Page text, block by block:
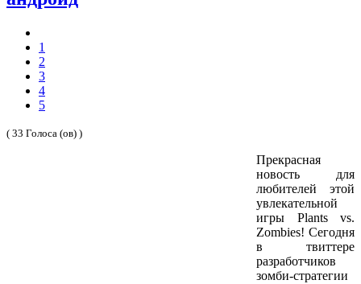
1
2
3
4
5
( 33 Голоса (ов) )
Прекрасная
новость для
любителей этой
увлекательной
игры Plants vs.
Zombies! Сегодня
в твиттере
разработчиков
зомби-стратегии